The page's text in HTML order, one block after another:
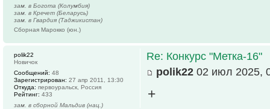
зам. в Богота (Колумбия)
зам. в Кречет (Беларусь)
зам. в Гвардия (Таджикистан)
Сборная Марокко (юн.)
Re: Конкурс "Метка-16"
polik22 02 июл 2025,
+
polik22
Новичок
Сообщений: 48
Зарегистрирован: 27 апр 2011, 13:30
Откуда: первоуральск, Россия
Рейтинг: 433
зам. в сборной Мальдив (нац.)